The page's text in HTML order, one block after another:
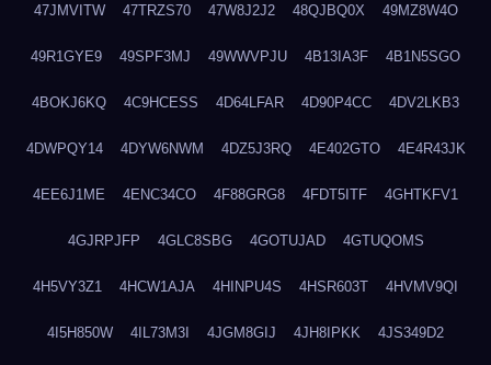
47JMVITW 47TRZS70 47W8J2J2 48QJBQ0X 49MZ8W4O
49R1GYE9 49SPF3MJ 49WWVPJU 4B13IA3F 4B1N5SGO
4BOKJ6KQ 4C9HCESS 4D64LFAR 4D90P4CC 4DV2LKB3
4DWPQY14 4DYW6NWM 4DZ5J3RQ 4E402GTO 4E4R43JK
4EE6J1ME 4ENC34CO 4F88GRG8 4FDT5ITF 4GHTKFV1
4GJRPJFP 4GLC8SBG 4GOTUJAD 4GTUQOMS
4H5VY3Z1 4HCW1AJA 4HINPU4S 4HSR603T 4HVMV9QI
4I5H850W 4IL73M3I 4JGM8GIJ 4JH8IPKK 4JS349D2